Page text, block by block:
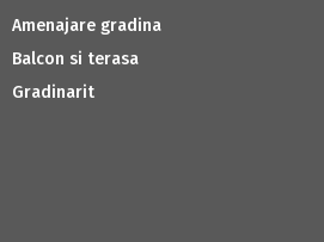
Amenajare gradina
Balcon si terasa
Gradinarit